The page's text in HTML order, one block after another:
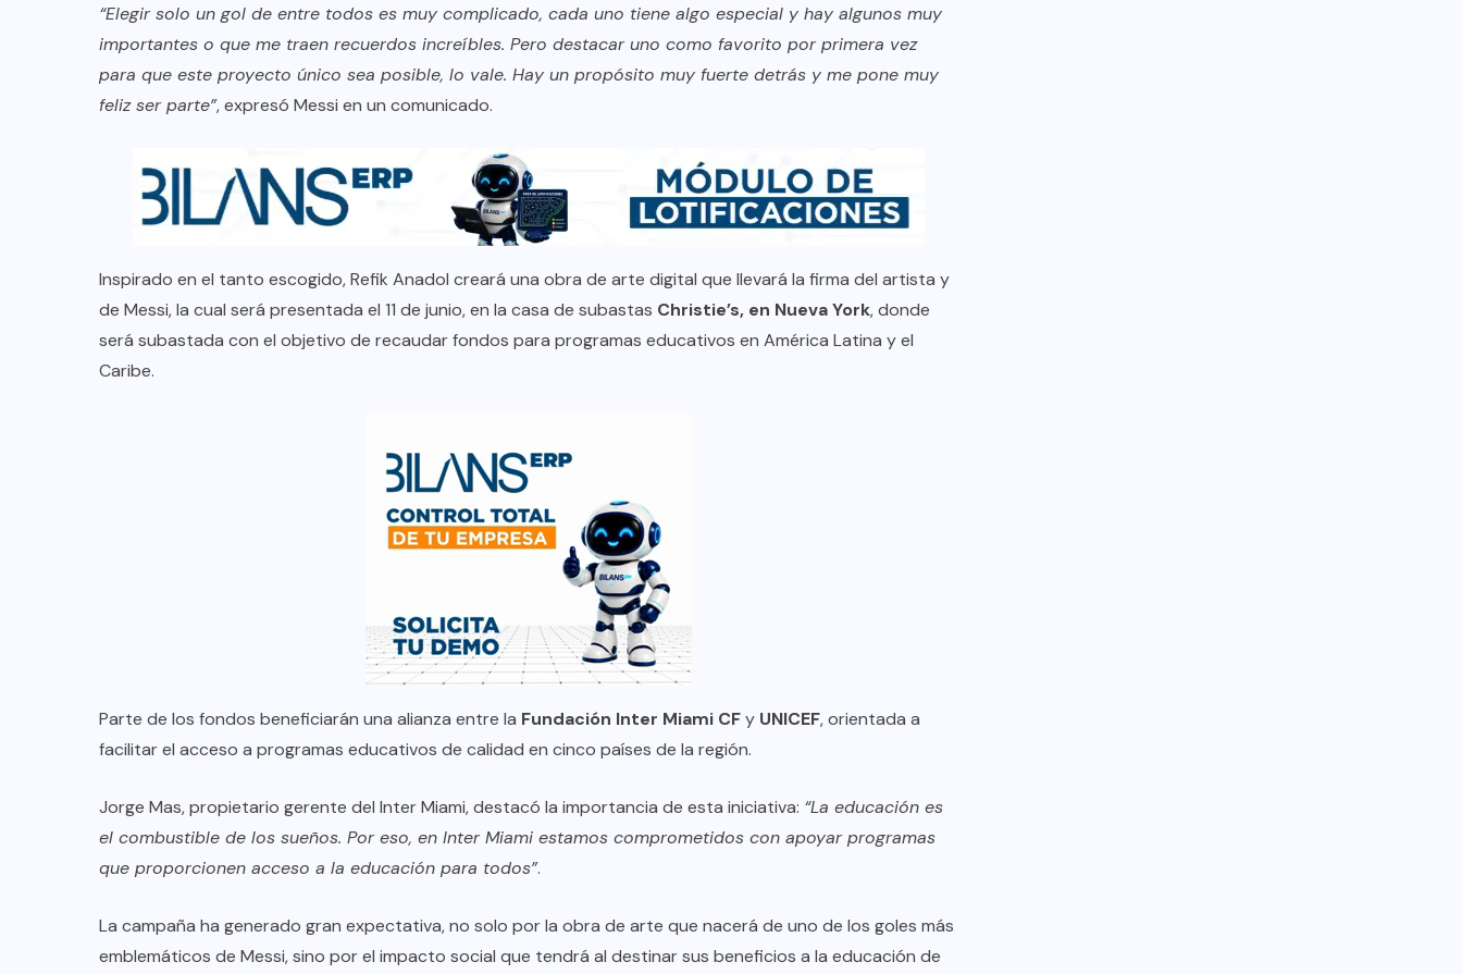
“Elegir solo un gol de entre todos es muy complicado, cada uno tiene algo especial y hay algunos muy
importantes o que me traen recuerdos increíbles. Pero destacar uno como favorito por primera vez
para que este proyecto único sea posible, lo vale. Hay un propósito muy fuerte detrás y me pone muy
feliz ser parte”, expresó Messi en un comunicado.
Inspirado en el tanto escogido, Refik Anadol creará una obra de arte digital que llevará la firma del artista y
de Messi, la cual será presentada el 11 de junio, en la casa de subastas Christie’s, en Nueva York, donde
será subastada con el objetivo de recaudar fondos para programas educativos en América Latina y el
Caribe.
Parte de los fondos beneficiarán una alianza entre la Fundación Inter Miami CFy UNICEF, orientada a
facilitar el acceso a programas educativos de calidad en cinco países de la región.
Jorge Mas, propietario gerente del Inter Miami, destacó la importancia de esta iniciativa: “La educación es
el combustible de los sueños. Por eso, en Inter Miami estamos comprometidos con apoyar programas
que proporcionen acceso a la educación para todos”.
La campaña ha generado gran expectativa, no solo por la obra de arte que nacerá de uno de los goles más
emblemáticos de Messi, sino por el impacto social que tendrá al destinar sus beneficios a la educación de